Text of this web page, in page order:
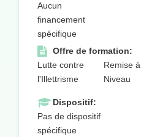
Aucun
financement
spécifique
Offre de formation:
Lutte contre
l'Illettrisme
Remise à
Niveau
Dispositif:
Pas de dispositif
spécifique